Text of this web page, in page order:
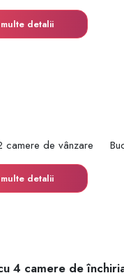
detalii
camere de vânzare
detalii
4 camere de